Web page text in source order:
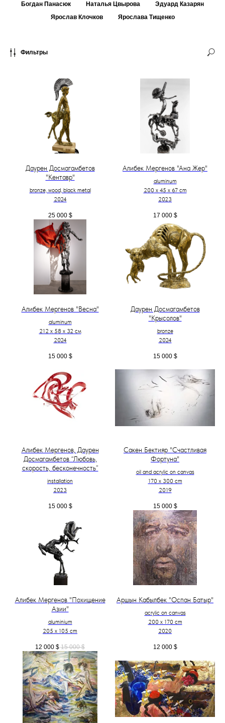
Богдан Панасюк
Наталья Цвырова
Эдуард Казарян
Ярослав Клочков
Ярослава Тищенко
Фильтры
Даурен Досмагамбетов
"Кентавр"
bronze, wood, black metal
2024
25 000 $
Алибек Мергенов "Ана Жер"
aluminum
200 х 45 х 67 cm
2023
17 000 $
Алибек Мергенов "Весна"
aluminum
212 х 58 х 32 см
2024
15 000 $
Даурен Досмагамбетов
"Крысолов"
bronze
2024
15 000 $
Алибек Мергенов, Даурен
Досмагамбетов “Любовь,
скорость, бесконечность”
installation
2023
15 000 $
Сакен Бектияр "Счастливая
Фортуна"
oil and acrylic on canvas
170 x 300 cm
2019
15 000 $
Алибек Мергенов "Похищение
Азии"
aluminium
205 x 105 cm
12 000 $ 15 000 $
Аршын Кабылбек "Оспан Батыр"
acrylic on canvas
200 x 170 cm
2020
12 000 $